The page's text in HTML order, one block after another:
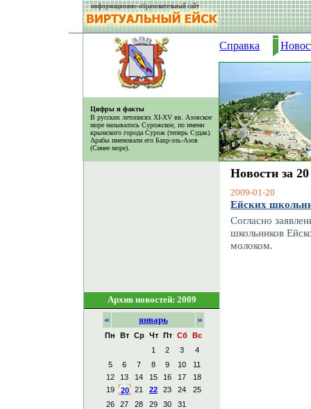
информационно-образовательный сайт
Цифры и факты
В русских летописях XI-XV вв. Азовское
море называлось Сурожское, по имени
крымского города Сурож (теперь Судак).
Арабы именовали его Бахр-эль-Азов
(Синее море).
Справка
Новости за
2009-01-20
Ейских
Согласно
школьников
молоком.
Архив новостей: 2009
« январь »
Пн Вт Ср Чт Пт Сб
Вс
1
2 3
4
5
6 7 8 9 10
11
12
13 14 15 16 17
18
19
20 21 22 23 24
25
26
27 28 29 30 31